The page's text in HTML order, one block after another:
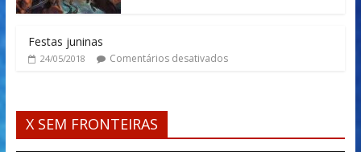
Festas juninas
24/05/2018 Comentários desativados
X SEM FRONTEIRAS